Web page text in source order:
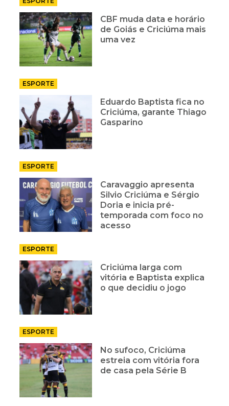
CBF muda data e horário
de Goiás e Criciúma mais
uma vez
ESPORTE
Eduardo Baptista fica no
Criciúma, garante Thiago
Gasparino
ESPORTE
Caravaggio apresenta
Silvio Criciúma e Sérgio
Doria e inicia pré-
temporada com foco no
acesso
ESPORTE
Criciúma larga com
vitória e Baptista explica
o que decidiu o jogo
ESPORTE
No sufoco, Criciúma
estreia com vitória fora
de casa pela Série B